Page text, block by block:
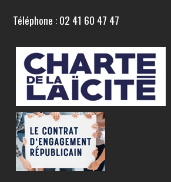
Téléphone : 02 41 60 47 47